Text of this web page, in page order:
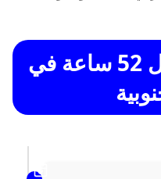
تفاصيل نظام العمل 52 ساعة في